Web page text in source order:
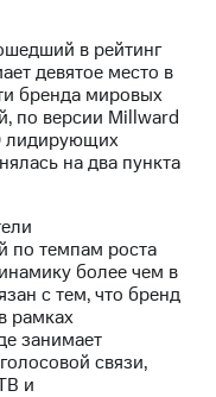
в рейтинг
девятое место в
бренда мировых
по версии Millward
лидирующих
на два пункта
по темпам роста
более чем в
с тем, что бренд
рамках
занимает
связи,
и